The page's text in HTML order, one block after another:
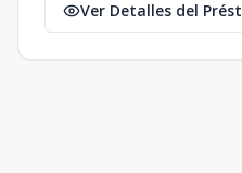
Ver Detalles del